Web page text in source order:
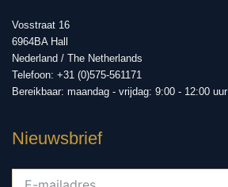
Vosstraat 16
6964BA Hall
Nederland / The Netherlands
Telefoon: +31 (0)575-561171
Bereikbaar: maandag - vrijdag: 9:00 - 12:00 uur
Nieuwsbrief